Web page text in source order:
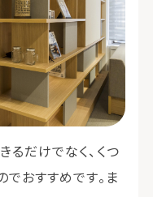
るだけでなく、くつ
おすすめです。ま